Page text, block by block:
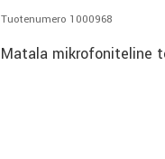
Tuotenumero 1000968
Matala mikrofoniteline